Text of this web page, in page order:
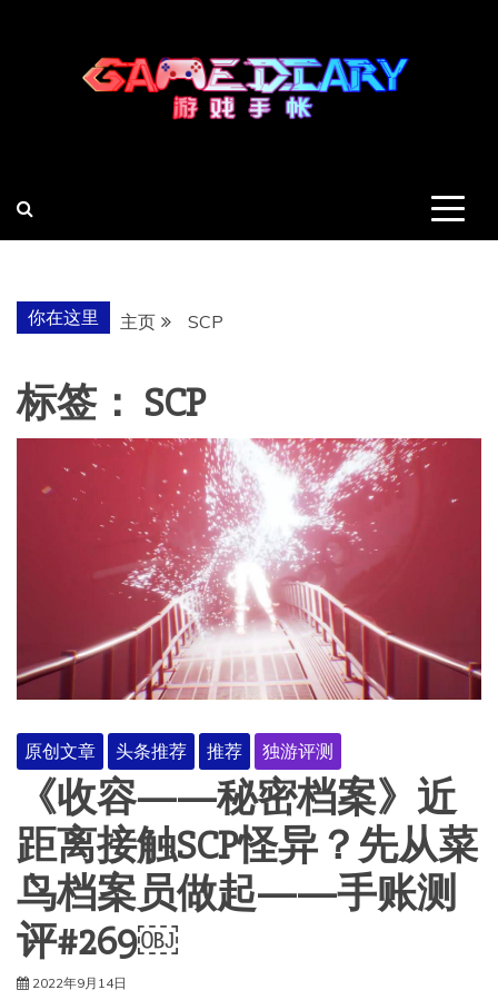
你在这里 主页 SCP
标签： SCP
原创文章 头条推荐 推荐 独游评测
《收容——秘密档案》近
距离接触SCP怪异？先从菜
鸟档案员做起——手账测
评#269￼
2022年9月14日